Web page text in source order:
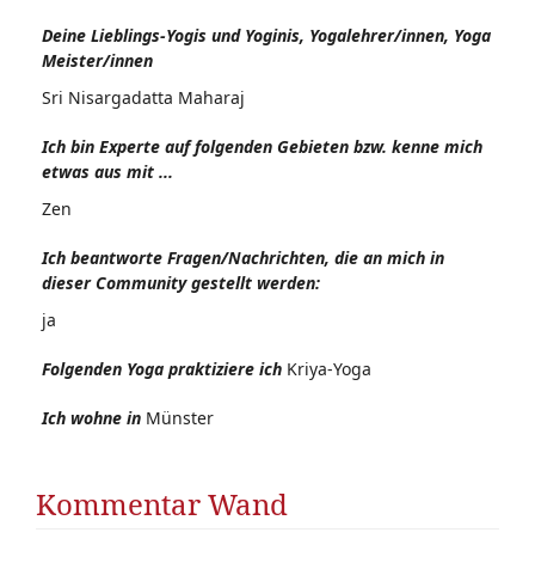
Deine Lieblings-Yogis und Yoginis, Yogalehrer/innen, Yoga
Meister/innen
Sri Nisargadatta Maharaj
Ich bin Experte auf folgenden Gebieten bzw. kenne mich
etwas aus mit ...
Zen
Ich beantworte Fragen/Nachrichten, die an mich in
dieser Community gestellt werden:
ja
Folgenden Yoga praktiziere ich Kriya-Yoga
Ich wohne in Münster
Kommentar Wand